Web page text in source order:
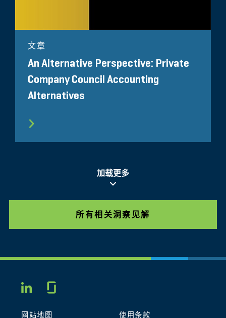
文章
An Alternative Perspective: Private
Company Council Accounting
Alternatives
加载更多
所有相关洞察见解
LINKEDIN
网站地图 使用条款